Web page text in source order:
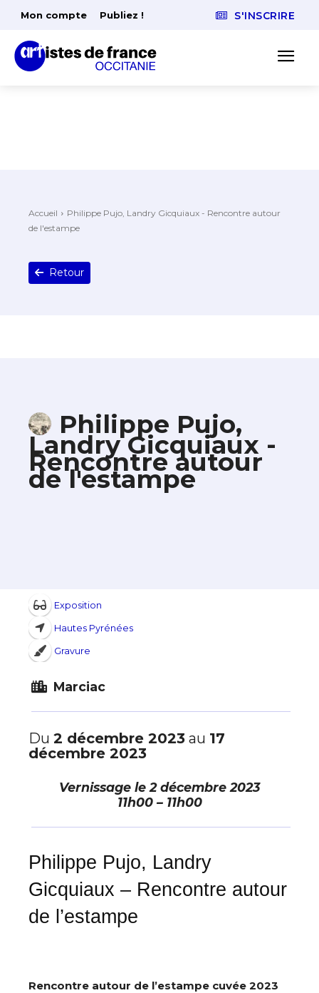
Mon compte Publiez ! S'INSCRIRE
Accueil
Philippe Pujo, Landry Gicquiaux - Rencontre autour
de l'estampe
Retour
Philippe Pujo,
Landry Gicquiaux -
Rencontre autour
de l'estampe
Exposition
Hautes Pyrénées
Gravure
Marciac
Du 2 décembre 2023 au 17
décembre 2023
Vernissage le2 décembre 2023
11h00 – 11h00
Philippe Pujo, Landry
Gicquiaux – Rencontre autour
de l’estampe
Rencontre autour de l’estampe cuvée 2023